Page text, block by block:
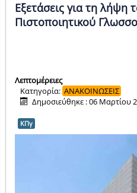
Εξετάσεις για τη λήψη
Πιστοποιητικού
Λεπτομέρειες
Κατηγορία: ΑΝΑΚΟΙΝΩΣΕΙΣ
Δημοσιεύθηκε : 06 Μαρτίου
ΚΠγ